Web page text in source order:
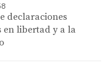
declaraciones
en libertad y a la